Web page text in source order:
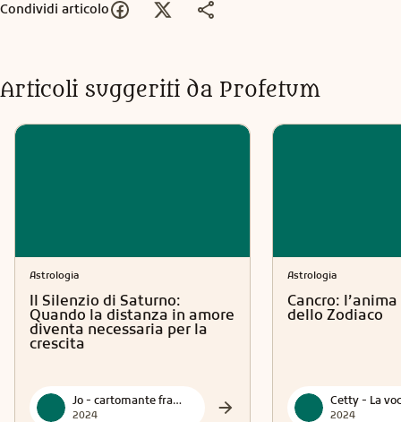
Condividi articolo
Articoli suggeriti da Profetum
Astrologia
Il Silenzio di Saturno:
Quando la distanza in amore
diventa necessaria per la
crescita
Jo - cartomante francese
2024
Astrologia
Cancro:
dello Zodiaco
2024